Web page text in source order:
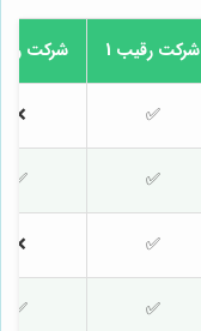
شرکت رقیب 1 شرکت
✅
❌
✅
✅
✅
❌
✅
✅